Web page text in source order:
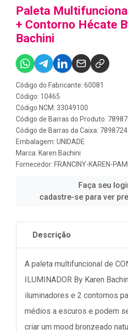
Paleta
+ Contorno Hécate
Bachini
Código do Fabricante: 60081
Código: 10465
Código NCM: 33049100
Código de Barras do Produto:
Código de Barras da Caixa:
Embalagem: UNIDADE
Marca: Karen Bachini
Fornecedor: FRANCINY-KAREN-
Faça seu
cadastre-se para ver
Descrição
A paleta multifuncional de
ILUMINADOR By Karen
iluminadores e 2 contornos
médios a escuros e podem
criar um mood bronzeado